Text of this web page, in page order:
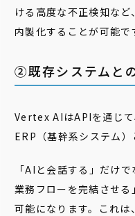
ける高度な不正検知な
内製化することが可能で
②既存システムと
Vertex AIはAPIを通じて
ERP（基幹系システム）
「AIと会話する」だけ
業務フローを完結させ
可能になります。これは